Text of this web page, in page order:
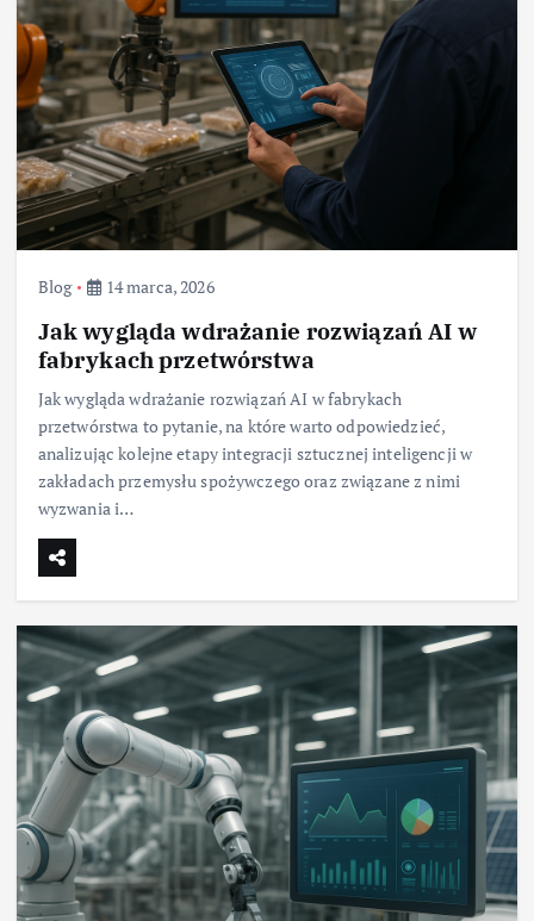
Blog 14 marca, 2026
Jak wygląda wdrażanie rozwiązań AI w
fabrykach przetwórstwa
Jak wygląda wdrażanie rozwiązań AI w fabrykach
przetwórstwa to pytanie, na które warto odpowiedzieć,
analizując kolejne etapy integracji sztucznej inteligencji w
zakładach przemysłu spożywczego oraz związane z nimi
wyzwania i…